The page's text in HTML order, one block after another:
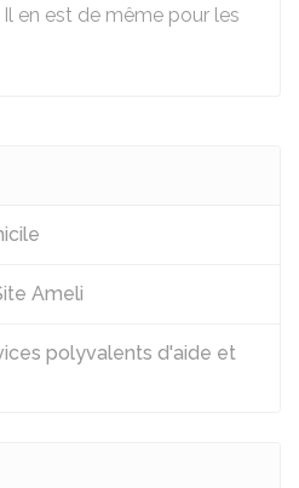
en est de même pour les
Ameli
polyvalents d'aide et